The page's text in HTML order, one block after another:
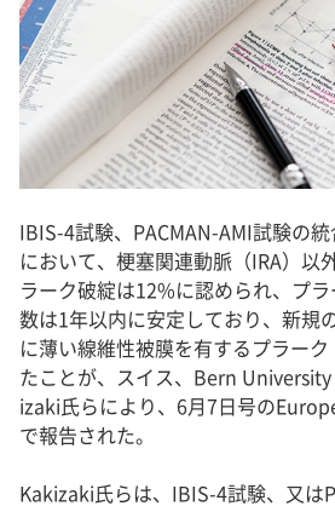
IBIS-4試験、PACMAN-AMI試験の
において、梗塞関連動脈（IRA）以
ラーク破綻は12%に認められ、プ
数は1年以内に安定しており、新規
に薄い線維性被膜を有するプラー
たことが、スイス、Bern
izaki氏らにより、6月7日号の
で報告された。
Kakizaki氏らは、IBIS-4試験、又は